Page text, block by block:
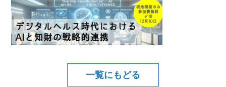
一覧にもどる